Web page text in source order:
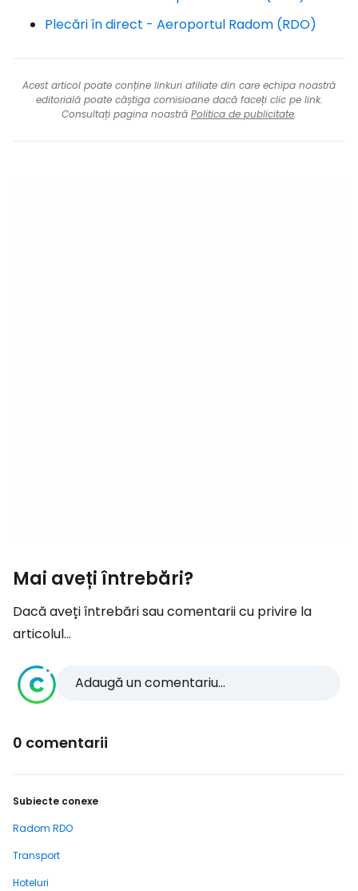
Plecări în direct - Aeroportul Radom (RDO)
Acest articol poate conține linkuri afiliate din care echipa noastră
editorială poate câștiga comisioane dacă faceți clic pe link.
Consultați pagina noastră Politica de publicitate.
Mai aveți întrebări?
Dacă aveți întrebări sau comentarii cu privire la
articolul...
Adaugă un comentariu...
0 comentarii
Subiecte conexe
Radom RDO
Transport
Hoteluri